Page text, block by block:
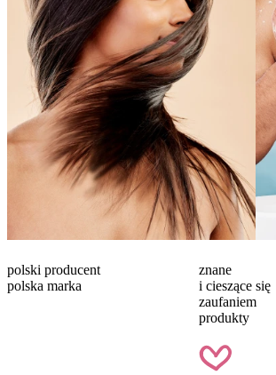
polski producent
polska marka
znane
i cieszące się
zaufaniem
produkty